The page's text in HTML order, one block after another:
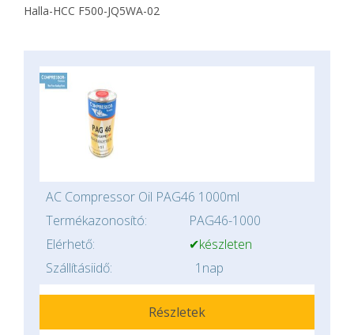
Halla-HCC F500-JQ5WA-02
AC Compressor Oil PAG46 1000ml
Termékazonosító:
PAG46-1000
Elérhető:
✔készleten
Szállításiidő:
1nap
Részletek